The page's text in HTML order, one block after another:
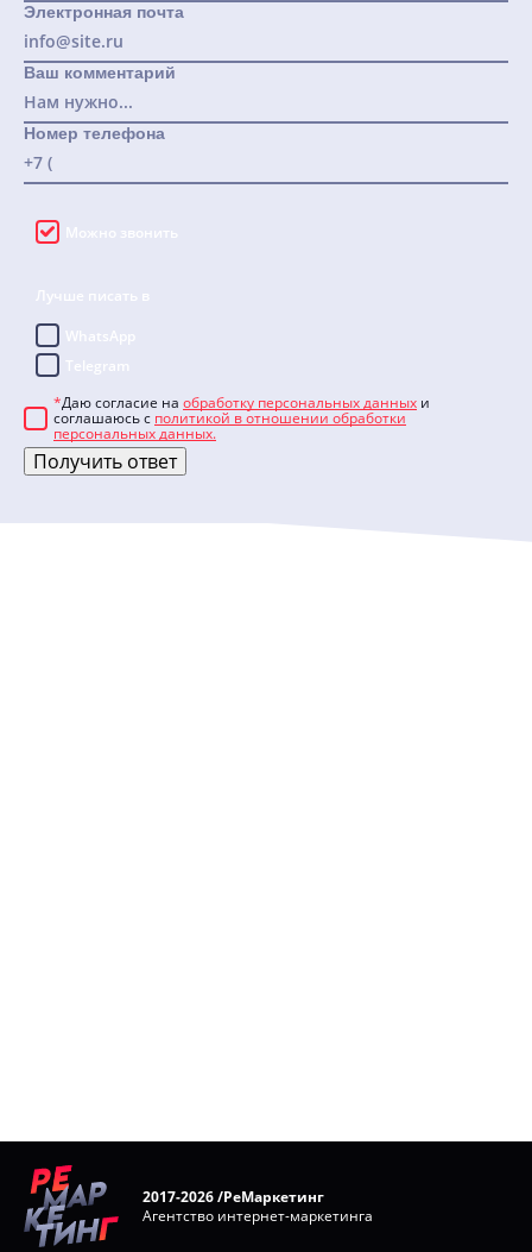
Электронная почта
Ваш комментарий
Номер телефона
Можно звонить
Лучше писать в
WhatsApp
Telegram
*Даю согласие на обработку персональных данных и
соглашаюсь с политикой в отношении обработки
персональных данных.
Получить ответ
2017-2026 /РеМаркетинг
Агентство интернет-маркетинга